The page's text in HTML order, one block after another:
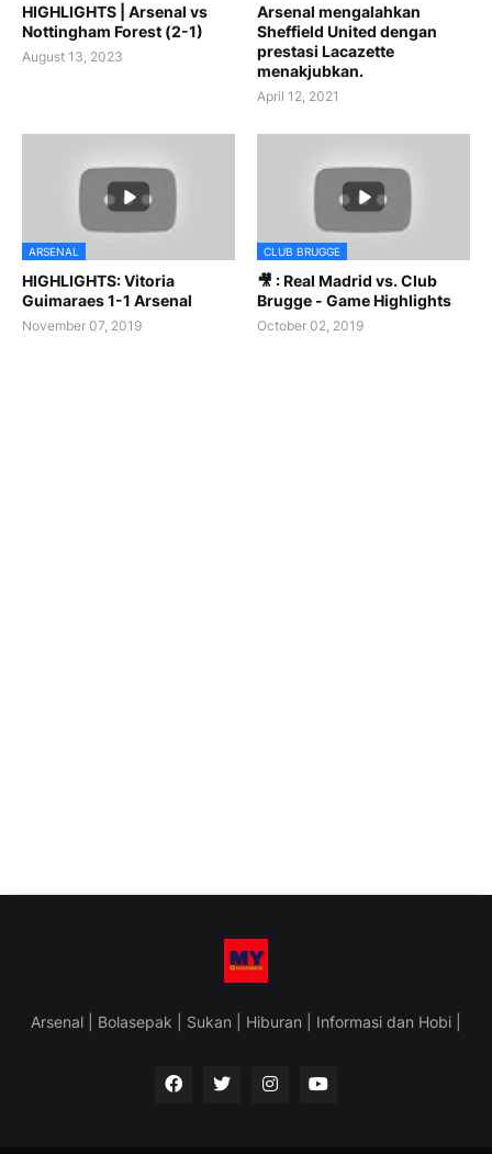
HIGHLIGHTS | Arsenal vs
Nottingham Forest (2-1)
August 13, 2023
Arsenal mengalahkan
Sheffield United dengan
prestasi Lacazette
menakjubkan.
April 12, 2021
ARSENAL
HIGHLIGHTS: Vitoria
Guimaraes 1-1 Arsenal
November 07, 2019
CLUB BRUGGE
🎥 : Real Madrid vs. Club
Brugge - Game Highlights
October 02, 2019
Arsenal | Bolasepak | Sukan | Hiburan | Informasi dan Hobi |